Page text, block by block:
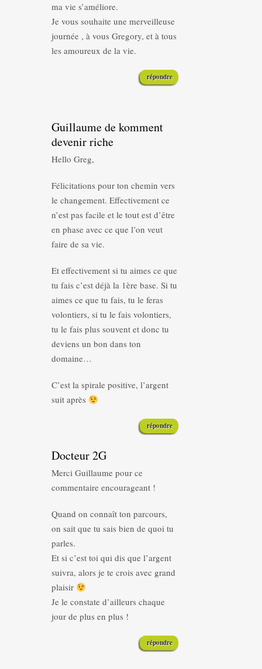
ma vie s’améliore.
Je vous souhaite une merveilleuse
journée , à vous Gregory, et à tous
les amoureux de la vie.
répondre
Guillaume de komment
devenir riche
Hello Greg,
Félicitations pour ton chemin vers
le changement. Effectivement ce
n’est pas facile et le tout est d’être
en phase avec ce que l’on veut
faire de sa vie.
Et effectivement si tu aimes ce que
tu fais c’est déjà la 1ère base. Si tu
aimes ce que tu fais, tu le feras
volontiers, si tu le fais volontiers,
tu le fais plus souvent et donc tu
deviens un bon dans ton
domaine…
C’est la spirale positive, l’argent
suit après
répondre
Docteur 2G
Merci Guillaume pour ce
commentaire encourageant !
Quand on connaît ton parcours,
on sait que tu sais bien de quoi tu
parles.
Et si c’est toi qui dis que l’argent
suivra, alors je te crois avec grand
plaisir
Je le constate d’ailleurs chaque
jour de plus en plus !
répondre